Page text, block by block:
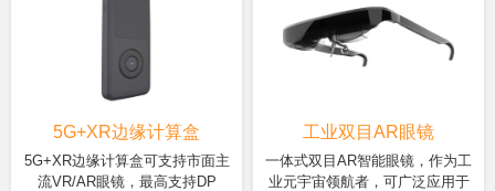
5G+XR边缘计算盒
5G+XR边缘计算盒可支持市面主
流VR/AR眼镜，最高支持DP
工业双目AR眼镜
一体式双目AR智能眼镜，作为工
业元宇宙领航者，可广泛应用于